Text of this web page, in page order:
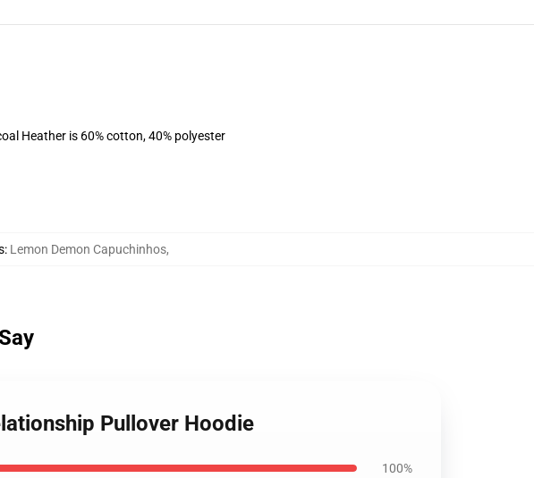
Heather is 60% cotton, 40% polyester
: Lemon Demon Capuchinhos,
Pullover Hoodie
100%